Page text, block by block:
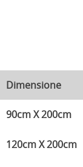
Dimensione
90cm X 200cm
120cm X 200cm